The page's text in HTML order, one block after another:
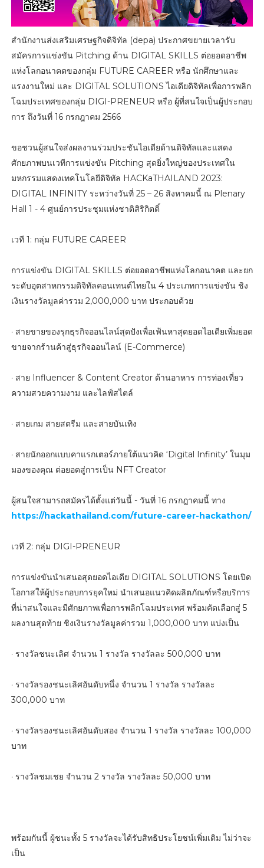
สำนักงานส่งเสริมเศรษฐกิจดิจิทัล (depa) ประกาศขยายเวลารับ
สมัครการแข่งขัน Pitching ด้าน DIGITAL SKILLS ต่อยอดอาชีพ
แห่งโลกอนาคตของกลุ่ม FUTURE CAREER หรือ นักศึกษาและ
แรงงานใหม่ และ DIGITAL SOLUTIONS ไอเดียดิจิทัลเพื่อการพลิก
โฉมประเทศของกลุ่ม DIGI-PRENEUR หรือ ผู้ที่สนใจเป็นผู้ประกอบ
การ ถึงวันที่ 16 กรกฎาคม 2566
ขอชวนผู้สนใจส่งผลงานร่วมประชันไอเดียด้านดิจิทัลและแสดง
ศักยภาพบนเวทีการแข่งขัน Pitching สุดยิ่งใหญ่ของประเทศใน
มหกรรมแสดงเทคโนโลยีดิจิทัล HACKaTHAILAND 2023:
DIGITAL INFINITY ระหว่างวันที่ 25 – 26 สิงหาคมนี้ ณ Plenary
Hall 1 - 4 ศูนย์การประชุมแห่งชาติสิริกิตติ์
เวที 1: กลุ่ม FUTURE CAREER
การแข่งขัน DIGITAL SKILLS ต่อยอดอาชีพแห่งโลกอนาคต และยก
ระดับอุตสาหกรรมดิจิทัลคอนเทนต์ไทยใน 4 ประเภทการแข่งขัน ชิง
เงินรางวัลมูลค่ารวม 2,000,000 บาท ประกอบด้วย
· สายขายของรุกธุรกิจออนไลน์สุดปังเพื่อเฟ้นหาสุดยอดไอเดียเพิ่มยอด
ขายจากร้านค้าสู่ธุรกิจออนไลน์ (E-Commerce)
· สาย Influencer & Content Creator ด้านอาหาร การท่องเที่ยว
ความสวยความงาม และไลฟ์สไตล์
· สายเกม สายสตรีม และสายบันเทิง
· สายนักออกแบบคาแรกเตอร์ภายใต้แนวคิด ‘Digital Infinity’ ในมุม
มองของคุณ ต่อยอดสู่การเป็น NFT Creator
ผู้สนใจสามารถสมัครได้ตั้งแต่วันนี้ - วันที่ 16 กรกฎาคมนี้ ทาง
https://hackathailand.com/future-career-hackathon/
เวที 2: กลุ่ม DIGI-PRENEUR
การแข่งขันนำเสนอสุดยอดไอเดีย DIGITAL SOLUTIONS โดยเปิด
โอกาสให้ผู้ประกอบการยุคใหม่ นำเสนอแนวคิดผลิตภัณฑ์หรือบริการ
ที่น่าสนใจและมีศักยภาพเพื่อการพลิกโฉมประเทศ พร้อมคัดเลือกสู่ 5
ผลงานสุดท้าย ชิงเงินรางวัลมูลค่ารวม 1,000,000 บาท แบ่งเป็น
· รางวัลชนะเลิศ จำนวน 1 รางวัล รางวัลละ 500,000 บาท
· รางวัลรองชนะเลิศอันดับหนึ่ง จำนวน 1 รางวัล รางวัลละ
300,000 บาท
· รางวัลรองชนะเลิศอันดับสอง จำนวน 1 รางวัล รางวัลละ 100,000
บาท
· รางวัลชมเชย จำนวน 2 รางวัล รางวัลละ 50,000 บาท
พร้อมกันนี้ ผู้ชนะทั้ง 5 รางวัลจะได้รับสิทธิประโยชน์เพิ่มเติม ไม่ว่าจะ
เป็น